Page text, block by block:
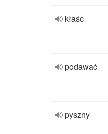
kłaśc
podawać
pyszny